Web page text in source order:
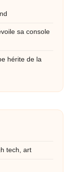
sa console
hérite de la
tech, art